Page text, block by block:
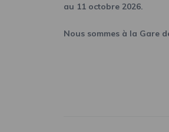
au 11 octobre 2026.
Nous sommes à la Gare